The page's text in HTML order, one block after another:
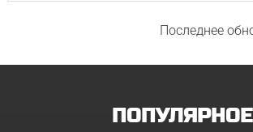
Последнее
ПОПУЛЯРНОЕ